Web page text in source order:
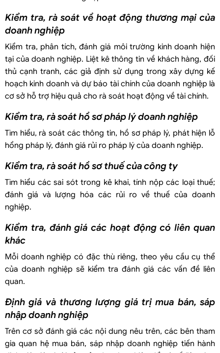
Kiểm tra, rà soát về hoạt động thương mại của
doanh nghiệp
Kiểm tra, phân tích, đánh giá môi trường kinh doanh hiện
tại của doanh nghiệp. Liệt kê thông tin về khách hàng, đối
thủ cạnh tranh, các giả định sử dụng trong xây dựng kế
hoạch kinh doanh và dự báo tài chính của doanh nghiệp là
cơ sở hỗ trợ hiệu quả cho rà soát hoạt động về tài chính.
Kiểm tra, rà soát hồ sơ pháp lý doanh nghiệp
Tìm hiểu, rà soát các thông tin, hồ sơ pháp lý, phát hiện lỗ
hổng pháp lý, đánh giá rủi ro pháp lý của doanh nghiệp.
Kiểm tra, rà soát hồ sơ thuế của công ty
Tìm hiểu các sai sót trong kê khai, tính nộp các loại thuế;
đánh giá và lượng hóa các rủi ro về thuế của doanh
nghiệp.
Kiểm tra, đánh giá các hoạt động có liên quan
khác
Mỗi doanh nghiệp có đặc thù riêng, theo yêu cầu cụ thể
của doanh nghiệp sẽ kiểm tra đánh giá các vấn đề liên
quan.
Định giá và thương lượng giá trị mua bán, sáp
nhập doanh nghiệp
Trên cơ sở đánh giá các nội dung nêu trên, các bên tham
gia quan hệ mua bán, sáp nhập doanh nghiệp tiến hành